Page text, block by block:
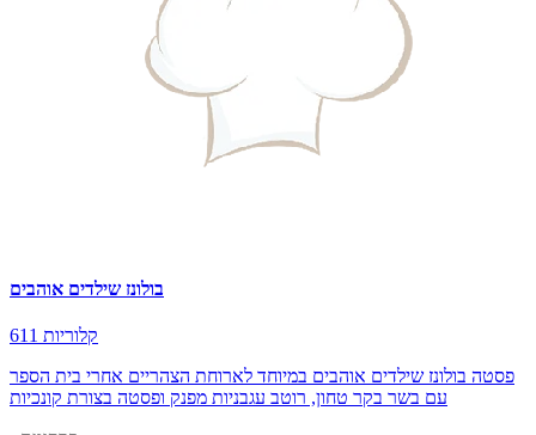
בולונז שילדים אוהבים
611 קלוריות
פסטה בולונז שילדים אוהבים במיוחד לארוחת הצהריים אחרי בית הספר
עם בשר בקר טחון, רוטב עגבניות מפנק ופסטה בצורת קונכיות